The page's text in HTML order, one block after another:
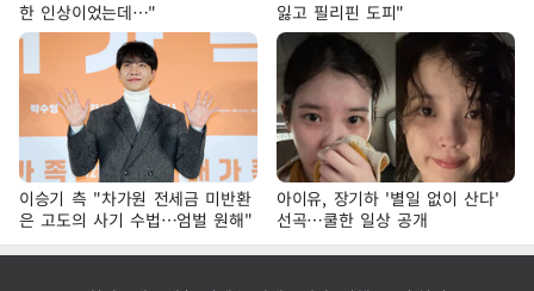
한 인상이었는데…"
잃고 필리핀 도피"
이승기 측 "차가원 전세금 미반환
은 고도의 사기 수법…엄벌 원해"
아이유, 장기하 '별일 없이 산다'
선곡…쿨한 일상 공개